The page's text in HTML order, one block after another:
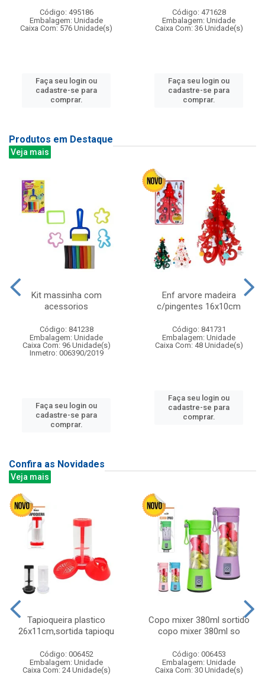
Código: 495186
Embalagem: Unidade
Caixa Com: 576 Unidade(s)
Faça seu login ou
cadastre-se para
comprar.
Código: 471628
Embalagem: Unidade
Caixa Com: 36 Unidade(s)
Faça seu login ou
cadastre-se para
comprar.
Produtos em Destaque
Veja mais
Kit massinha com
acessorios
Código: 841238
Embalagem: Unidade
Caixa Com: 96 Unidade(s)
Inmetro: 006390/2019
Faça seu login ou
cadastre-se para
comprar.
Enf arvore madeira
c/pingentes 16x10cm
Código: 841731
Embalagem: Unidade
Caixa Com: 48 Unidade(s)
Faça seu login ou
cadastre-se para
comprar.
Confira as Novidades
Veja mais
Tapioqueira plastico
26x11cm,sortida tapioqu
Código: 006452
Embalagem: Unidade
Caixa Com: 24 Unidade(s)
Copo mixer 380ml sortido
copo mixer 380ml so
Código: 006453
Embalagem: Unidade
Caixa Com: 30 Unidade(s)